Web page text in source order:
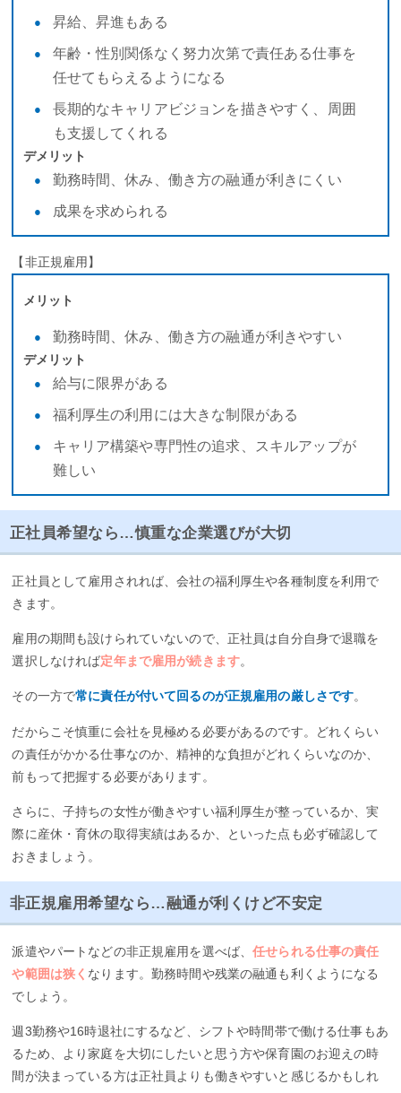
昇給、昇進もある
年齢・性別関係なく努力次第で責任ある仕事を
任せてもらえるようになる
長期的なキャリアビジョンを描きやすく、周囲
も支援してくれる
デメリット
勤務時間、休み、働き方の融通が利きにくい
成果を求められる
【非正規雇用】
メリット
勤務時間、休み、働き方の融通が利きやすい
デメリット
給与に限界がある
福利厚生の利用には大きな制限がある
キャリア構築や専門性の追求、スキルアップが
難しい
正社員希望なら…慎重な企業選びが大切
正社員として雇用されれば、会社の福利厚生や各種制度を利用で
きます。
雇用の期間も設けられていないので、正社員は自分自身で退職を
選択しなければ定年まで雇用が続きます。
その一方で常に責任が付いて回るのが正規雇用の厳しさです。
だからこそ慎重に会社を見極める必要があるのです。どれくらい
の責任がかかる仕事なのか、精神的な負担がどれくらいなのか、
前もって把握する必要があります。
さらに、子持ちの女性が働きやすい福利厚生が整っているか、実
際に産休・育休の取得実績はあるか、といった点も必ず確認して
おきましょう。
非正規雇用希望なら…融通が利くけど不安定
派遣やパートなどの非正規雇用を選べば、任せられる仕事の責任
や範囲は狭く なります。勤務時間や残業の融通も利くようになる
でしょう。
週3勤務や16時退社にするなど、シフトや時間帯で働ける仕事もあ
るため、より家庭を大切にしたいと思う方や保育園のお迎えの時
間が決まっている方は正社員よりも働きやすいと感じるかもしれ